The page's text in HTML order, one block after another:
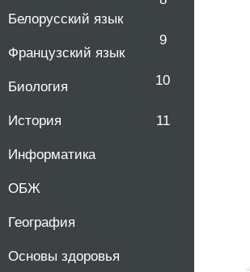
Белорусский язык
Французский язык
Биология
История
Информатика
ОБЖ
География
Основы здоровья
9
10
11